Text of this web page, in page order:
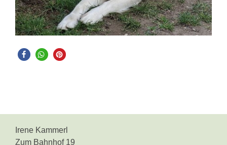
Irene Kammerl
Zum Bahnhof 19